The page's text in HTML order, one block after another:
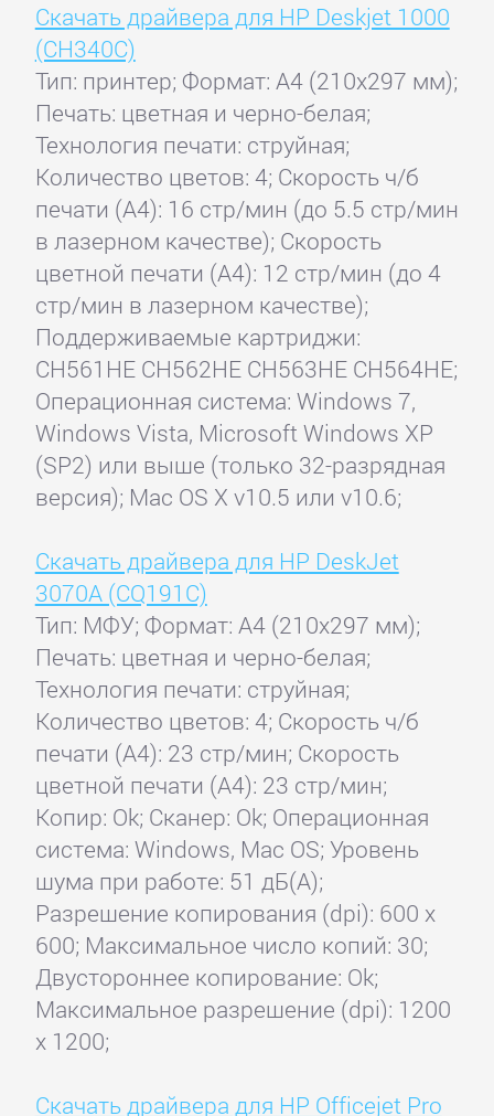
Скачать драйвера для HP Deskjet 1000
(CH340C)
Тип: принтер; Формат: A4 (210x297 мм);
Печать: цветная и черно-белая;
Технология печати: струйная;
Количество цветов: 4; Скорость ч/б
печати (А4): 16 стр/мин (до 5.5 стр/мин
в лазерном качестве); Скорость
цветной печати (А4): 12 стр/мин (до 4
стр/мин в лазерном качестве);
Поддерживаемые картриджи:
CH561HE CH562HE CH563HE CH564HE;
Операционная система: Windows 7,
Windows Vista, Microsoft Windows XP
(SP2) или выше (только 32-разрядная
версия); Mac OS X v10.5 или v10.6;
Скачать драйвера для HP DeskJet
3070A (CQ191C)
Тип: МФУ; Формат: A4 (210x297 мм);
Печать: цветная и черно-белая;
Технология печати: струйная;
Количество цветов: 4; Скорость ч/б
печати (А4): 23 стр/мин; Скорость
цветной печати (А4): 23 стр/мин;
Копир: Ok; Сканер: Ok; Операционная
система: Windows, Mac OS; Уровень
шума при работе: 51 дБ(А);
Разрешение копирования (dpi): 600 x
600; Максимальное число копий: 30;
Двустороннее копирование: Ok;
Максимальное разрешение (dpi): 1200
x 1200;
Скачать драйвера для HP Officejet Pro